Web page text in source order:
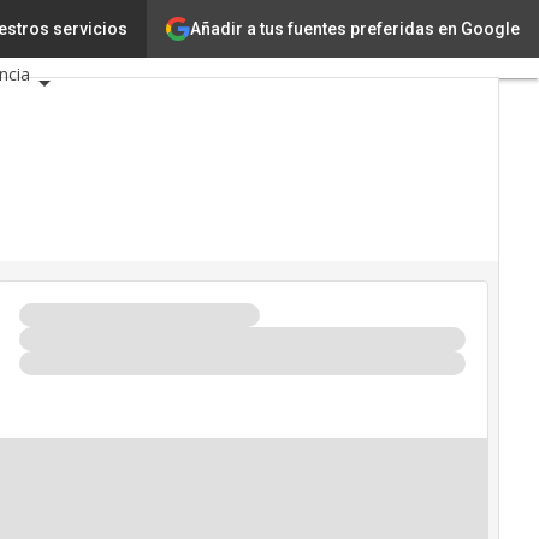
Añadir a tus fuentes preferidas en Google
serviciosInnovación